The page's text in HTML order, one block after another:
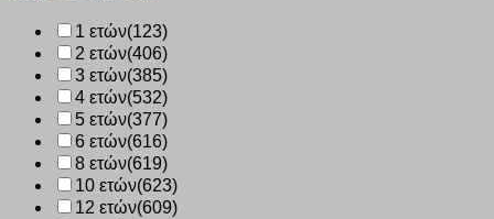
1 ετών(123)
2 ετών(406)
3 ετών(385)
4 ετών(532)
5 ετών(377)
6 ετών(616)
8 ετών(619)
10 ετών(623)
12 ετών(609)